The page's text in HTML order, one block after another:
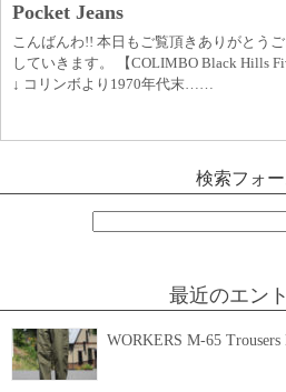
Pocket Jeans
こんばんわ!! 本日もご覧頂きありがとう
していきます。 【COLIMBO Black Hills
↓ コリンボより1970年代末……
検索フォ
最近のエン
WORKERS M-65 Trousers